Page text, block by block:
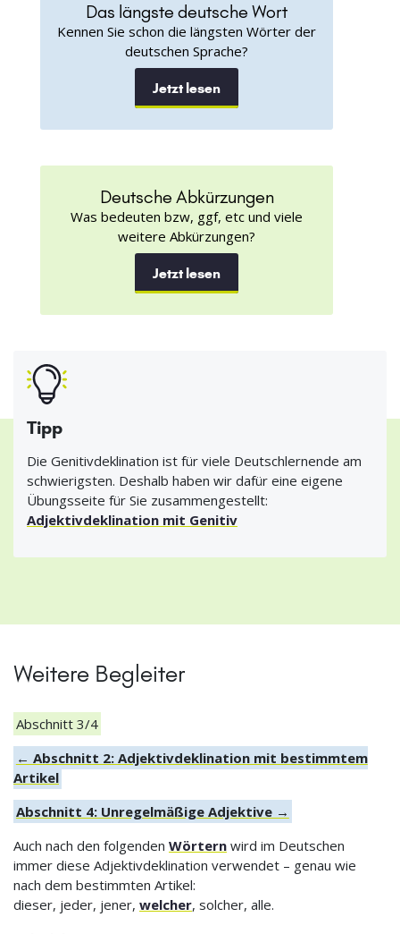
Das längste deutsche Wort
Kennen Sie schon die längsten Wörter der
deutschen Sprache?
Jetzt lesen
Deutsche Abkürzungen
Was bedeuten bzw, ggf, etc und viele
weitere Abkürzungen?
Jetzt lesen
Tipp
Die Genitivdeklination ist für viele Deutschlernende am
schwierigsten. Deshalb haben wir dafür eine eigene
Übungsseite für Sie zusammengestellt:
Adjektivdeklination mit Genitiv
Weitere Begleiter
Abschnitt 3/4
← Abschnitt 2: Adjektivdeklination mit bestimmtem
Artikel
Abschnitt 4: Unregelmäßige Adjektive →
Auch nach den folgenden Wörtern wird im Deutschen
immer diese Adjektivdeklination verwendet – genau wie
nach dem bestimmten Artikel:
dieser, jeder, jener, welcher, solcher, alle.